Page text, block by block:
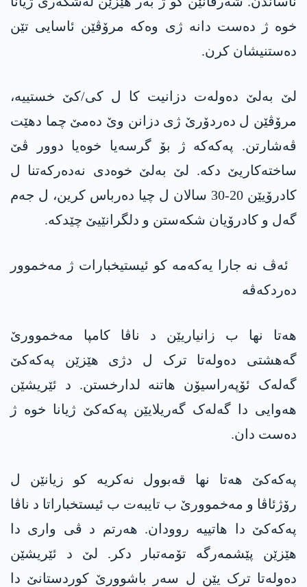
خوە ژ دەست دانە ژی وەکە مرۆڤێن ئاسایی تێن
دەستنیشان کرن.
لێ بەلێ دەولەت دزانیت کا ل کی/کێ خستییە،
مرۆڤێن ل دەردۆرێ ژی دزانن وێ دەمێ چما دهێت
ڤەشارتن. پەکەکە ژ بۆ گرسەیا خوەیا دوور ڤێ
ساختەکاریێ دکە. لێ بەلێ خوەدی نەدەرکەتنا ل
کادرۆیێن 20-30 سالان ل چیا دەرباس کرین، ل جەم
گەل و کادرۆیان شکەستن و دلگرانێیێ چێدکە.
ئەڤ نە جارا یەکەمە کو ئیستیخبارات ژ مەخموور
دەردکەڤە
ھەتا نھا ب زانیاریێن د ناڤا کامپا مەخموورێ
گەهشتی دەولەتا ترک ل دژی ھێزێن پەکەکێ
گەلەک ئۆپەراسیۆن ھاتنە لدارخستن. د ئێریشێن
ھەوایی دا گەلەک گەریلایێن پەکەکێ ژیانا خوە ژ
دەست دان.
پەکەکێ ھەتا نھا قەبوول نەکریە کو زیانێن ل
رۆژئاڤا و مەخموورێ ب تایبەت ب ئیستخباراتا د ناڤا
پەکەکێ دا ھاتییە روودان. ھەرتم د ڤی واری دا
ھێزێن پێشمەرگە تۆمەتبار دکر. لێ د ئێریشێن
دەولەتا ترک یێن ل سەر باشوورێ کوردستانێ دا